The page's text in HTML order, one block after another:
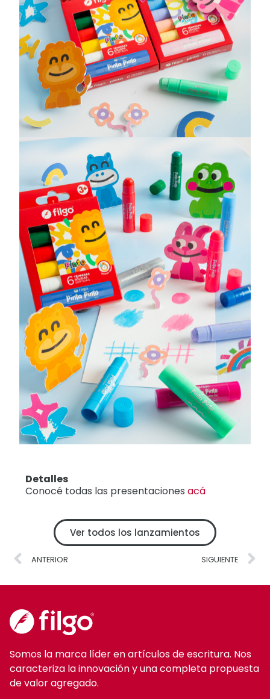
Detalles
Conocé todas las presentacionesacá
Ver todos los lanzamientos
ANTERIOR SIGUIENTE
Somos la marca líder en artículos de escritura. Nos
caracteriza la innovación y una completa propuesta
de valor agregado.